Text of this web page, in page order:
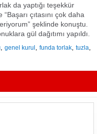
da yaptığı teşekkür
çıtasını çok daha
şeklinde konuştu.
gül dağıtımı yapıldı.
,genel kurul ,funda torlak,tuzla,